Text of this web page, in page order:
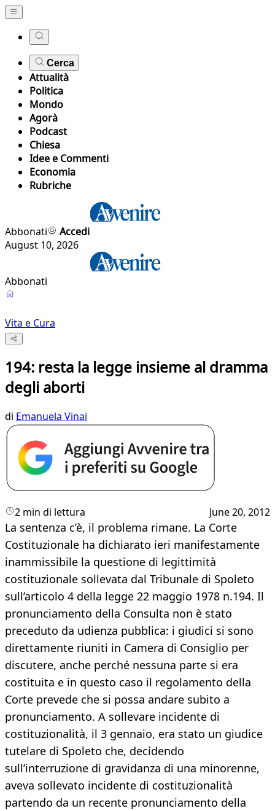
Cerca
Attualità
Politica
Mondo
Agorà
Podcast
Chiesa
Idee e Commenti
Economia
Rubriche
Abbonati
Accedi
August 10, 2026
Abbonati
Vita e Cura
194: resta la legge insieme al dramma
degli aborti
di Emanuela Vinai
2 min di lettura June 20, 2012
La sentenza c’è, il problema rimane. La Corte
Costituzionale ha dichiarato ieri manifestamente
inammissibile la questione di legittimità
costituzionale sollevata dal Tribunale di Spoleto
sull’articolo 4 della legge 22 maggio 1978 n.194. Il
pronunciamento della Consulta non è stato
preceduto da udienza pubblica: i giudici si sono
direttamente riuniti in Camera di Consiglio per
discutere, anche perché nessuna parte si era
costituita e in questo caso il regolamento della
Corte prevede che si possa andare subito a
pronunciamento. A sollevare incidente di
costituzionalità, il 3 gennaio, era stato un giudice
tutelare di Spoleto che, decidendo
sull’interruzione di gravidanza di una minorenne,
aveva sollevato incidente di costituzionalità
partendo da un recente pronunciamento della